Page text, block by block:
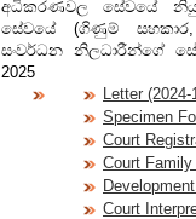
අධිකරණවල සේවයේ
සේවයේ (ගිණුම්
සංවර්ධන නිලධාරීන්ගේ
2025
Letter (2024-
Specimen
Court
Court Family
Court